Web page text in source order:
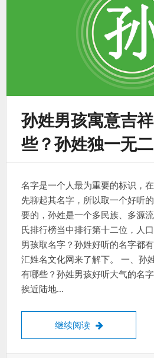
孙姓男孩寓意吉
些？孙姓独一无
名字是一个人最为重要的标识，
先聊起其名字，所以取一个好听
要的，孙姓是一个多民族、多源
氏排行榜当中排行第十二位，人
男孩取名字？孙姓好听的名字都
汇姓名文化网来了解下。 一、孙
有哪些？孙姓男孩好听大气的名
挨近陆地…
继续阅读 孙姓男孩寓意